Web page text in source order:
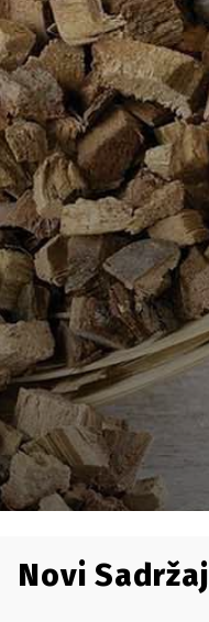
Novi Sadržaj